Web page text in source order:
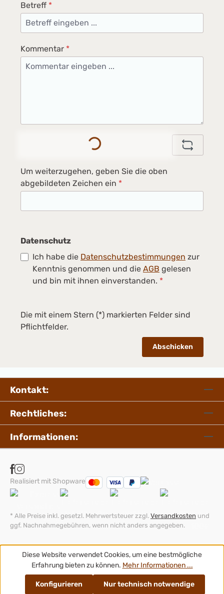
Betreff *
Kommentar *
Loading...
Um weiterzugehen, geben Sie die oben
abgebildeten Zeichen ein *
Datenschutz
Ich habe die Datenschutzbestimmungen zur
Kenntnis genommen und die AGB gelesen
und bin mit ihnen einverstanden. *
Die mit einem Stern (*) markierten Felder sind
Pflichtfelder.
Abschicken
Kontakt:
Rechtliches:
Informationen:
Realisiert mit Shopware
* Alle Preise inkl. gesetzl. Mehrwertsteuer zzgl. Versandkosten und
ggf. Nachnahmegebühren, wenn nicht anders angegeben.
Diese Website verwendet Cookies, um eine bestmögliche
Erfahrung bieten zu können. Mehr Informationen ...
Nur technisch notwendige
Konfigurieren